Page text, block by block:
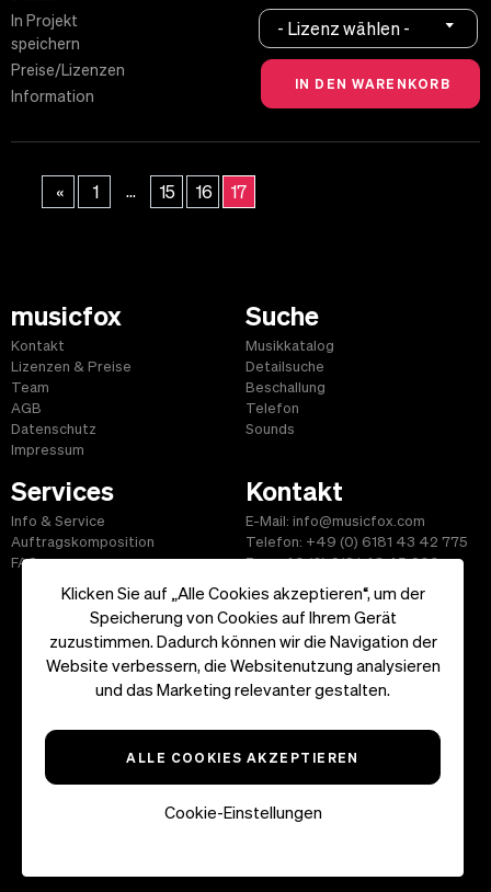
Klicken Sie auf „Alle Cookies akzeptieren“, um der
Speicherung von Cookies auf Ihrem Gerät
zuzustimmen. Dadurch können wir die Navigation der
Website verbessern, die Websitenutzung analysieren
und das Marketing relevanter gestalten.
ALLE COOKIES AKZEPTIEREN
Cookie-Einstellungen
In Projekt
speichern
Preise/Lizenzen
Information
- Lizenz wählen -
« 1 ... 15 16 17
musicfox
Kontakt
Lizenzen & Preise
Team
AGB
Datenschutz
Impressum
Suche
Musikkatalog
Detailsuche
Beschallung
Telefon
Sounds
Services
Info & Service
Auftragskomposition
FAQ
Kontakt
E-Mail: info@musicfox.com
Telefon: +49 (0) 6181 43 42 775
Fax: +49 (0) 6181 43 45 609
Start|Informationen|AGB|Kontakt
Copyright ©2026 musicfox.com - Gemafreie Musik. All Rights